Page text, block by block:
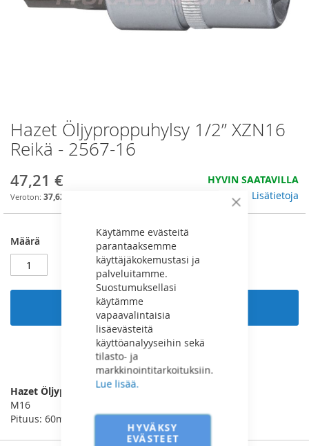
Sulje
Käytämme evästeitä
parantaaksemme
käyttäjäkokemustasi ja
palveluitamme.
Suostumuksellasi
käytämme
vapaavalintaisia
lisäevästeitä
käyttöanalyyseihin sekä
tilasto- ja
markkinointitarkoituksiin.
Lue lisää.
HYVÄKSY
EVÄSTEET
Skip
to
the
of
the
Hazet Öljyproppuhylsy 1/2” XZN16
Reikä - 2567-16
47,21 €
37,62 €
HYVIN SAATAVILLA
Lisätietoja
Määrä
Lisää ostoskoriin
LISÄÄ VERTAILUUN
Hazet Öljyproppuhylsy 1/2” XZN
M16
Pituus: 60mm